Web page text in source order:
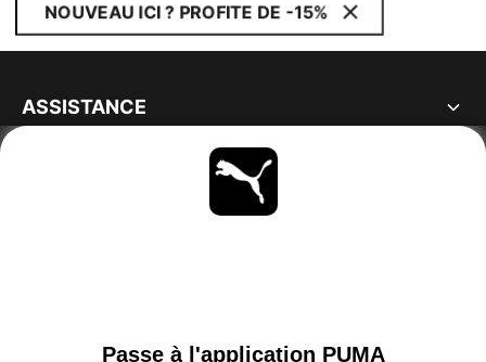
NOUVEAU ICI ? PROFITE DE -15%
ASSISTANCE